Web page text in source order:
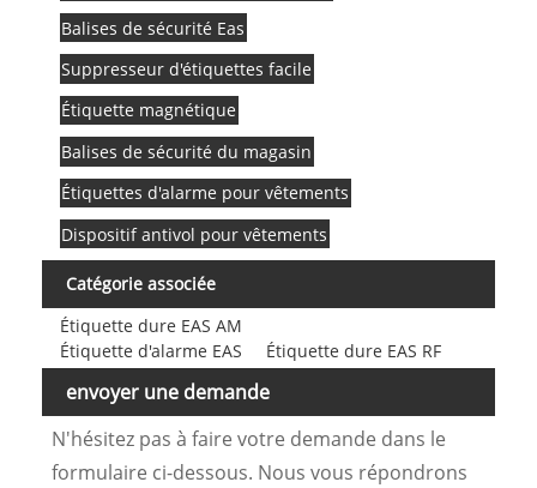
Balises de sécurité Eas
Suppresseur d'étiquettes facile
Étiquette magnétique
Balises de sécurité du magasin
Étiquettes d'alarme pour vêtements
Dispositif antivol pour vêtements
Catégorie associée
Étiquette dure EAS AM
Étiquette d'alarme EAS
Étiquette dure EAS RF
envoyer une demande
N'hésitez pas à faire votre demande dans le
formulaire ci-dessous. Nous vous répondrons